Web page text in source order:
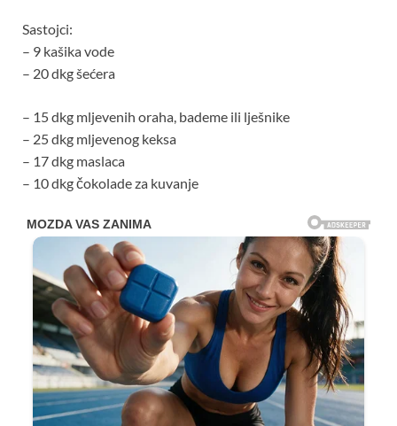
Sastojci:
– 9 kašika vode
– 20 dkg šećera
– 15 dkg mljevenih oraha, bademe ili lješnike
– 25 dkg mljevenog keksa
– 17 dkg maslaca
– 10 dkg čokolade za kuvanje